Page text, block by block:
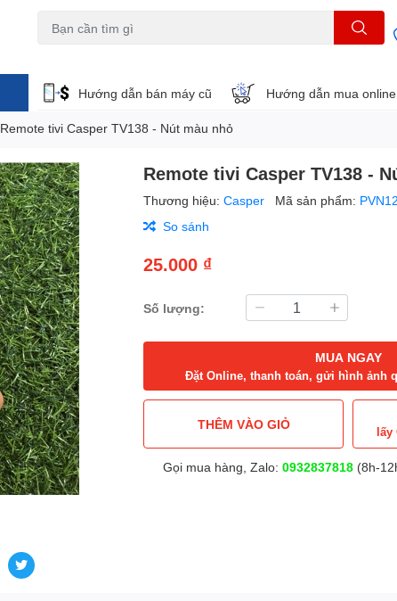
Hướng dẫn bán máy cũ Hướng dẫn mua online
Remote tivi Casper TV138 - Nút màu nhỏ
Remote tivi Casper TV138 -
Thương hiệu:Casper Mã sản phẩm:
So sánh
25.000 ₫
Số lượng:
MUA NGAY
Đặt Online, thanh toán, gửi hình ảnh
THÊM VÀO GIỎ
lấy
Gọi mua hàng, Zalo: 0932837818(8h-